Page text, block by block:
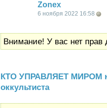
Zonex
6 ноября 2022 16:58
Внимание! У вас нет прав
КТО УПРАВЛЯЕТ МИРОМ
оккультиста